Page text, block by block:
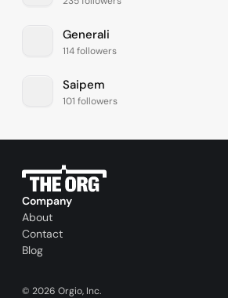
Generali
114 followers
Saipem
101 followers
Company
About
Contact
Blog
© 2026 Orgio, Inc.